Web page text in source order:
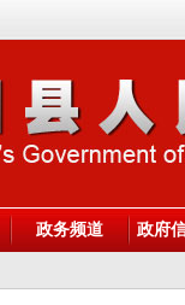
政务频道 政府